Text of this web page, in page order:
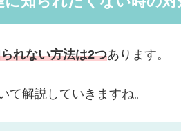
れない方法は2つあります。
て解説していきますね。